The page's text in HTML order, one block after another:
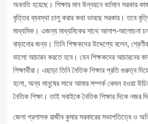
অবনতি হয়েছে। শিক্ষার মান উন্নয়নে বর্তমান সরকার
বৃত্তির ব্যবস্থা চালু করার কথা ভাবছে সরকার। তবে
মাধ্যমিক। এজন্য মাধ্যমিকের সাথে আলাপ-আলোচনা
বাড়ানোর জন্য। তিনি শিক্ষকদের উদ্দেশ্যে বলেন,
ভালো আচারন করতে হবে। যেন শিক্ষকদের আচারনের
শিক্ষার্থীরা। এছাড়া তিনি নৈতিক শিক্ষার প্রতি গুরুত্ব
হলো, অন্য মানুষের সাথে আমার সম্পর্ক কেমন হওয়া
নৈতিক শিক্ষা। তাই সবাইকে নৈতিক শিক্ষার দিকে নজর
জেলা প্রশাসক রাজীব কুমার সরকারের সভাপতিত্বে ও